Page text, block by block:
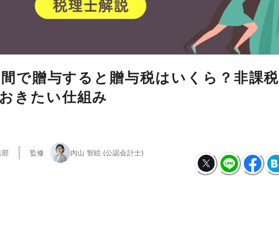
で贈与すると贈与税はいくら？非課税
きたい仕組み
部 監修 内山 智絵 (公認会計士)